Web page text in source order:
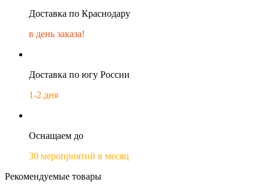
Доставка по Краснодару
в день заказа!
Доставка по югу России
1-2 дня
Оснащаем до
30 мероприятий в месяц
Рекомендуемые товары